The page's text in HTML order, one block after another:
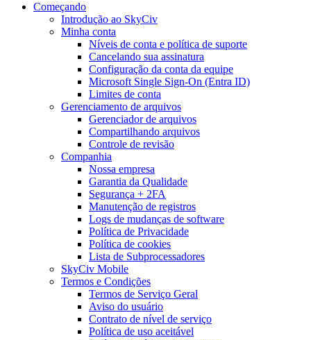
Começando
Introdução ao SkyCiv
Minha conta
Níveis de conta e política de suporte
Cancelando sua assinatura
Configuração da conta da equipe
Microsoft Single Sign-On (Entra ID)
Limites de conta
Gerenciamento de arquivos
Gerenciador de arquivos
Compartilhando arquivos
Controle de revisão
Companhia
Nossa empresa
Garantia da Qualidade
Segurança + 2FA
Manutenção de registros
Logs de mudanças de software
Política de Privacidade
Política de cookies
Lista de Subprocessadores
SkyCiv Mobile
Termos e Condições
Termos de Serviço Geral
Aviso do usuário
Contrato de nível de serviço
Política de uso aceitável